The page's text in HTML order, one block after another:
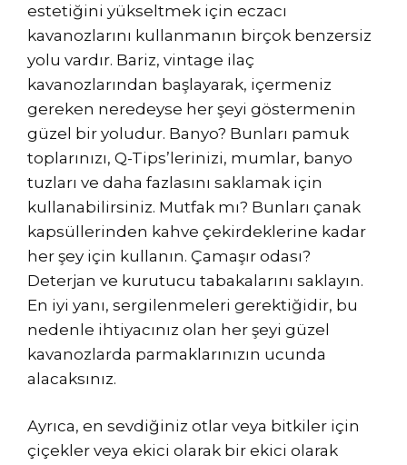
estetiğini yükseltmek için eczacı
kavanozlarını kullanmanın birçok benzersiz
yolu vardır. Bariz, vintage ilaç
kavanozlarından başlayarak, içermeniz
gereken neredeyse her şeyi göstermenin
güzel bir yoludur. Banyo? Bunları pamuk
toplarınızı, Q-Tips’lerinizi, mumlar, banyo
tuzları ve daha fazlasını saklamak için
kullanabilirsiniz. Mutfak mı? Bunları çanak
kapsüllerinden kahve çekirdeklerine kadar
her şey için kullanın. Çamaşır odası?
Deterjan ve kurutucu tabakalarını saklayın.
En iyi yanı, sergilenmeleri gerektiğidir, bu
nedenle ihtiyacınız olan her şeyi güzel
kavanozlarda parmaklarınızın ucunda
alacaksınız.
Ayrıca, en sevdiğiniz otlar veya bitkiler için
çiçekler veya ekici olarak bir ekici olarak